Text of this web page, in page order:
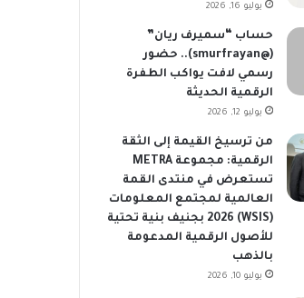
يوليو 16, 2026
حساب “سميرف ريان”
(@smurfrayan).. حضور
رسمي لافت يواكب الطفرة
الرقمية الحديثة
يوليو 12, 2026
من ترسيخ القيمة إلى الثقة
الرقمية: مجموعة METRA
تستعرض في منتدى القمة
العالمية لمجتمع المعلومات
(WSIS) 2026 بجنيف بنية تحتية
للأصول الرقمية المدعومة
بالذهب
يوليو 10, 2026